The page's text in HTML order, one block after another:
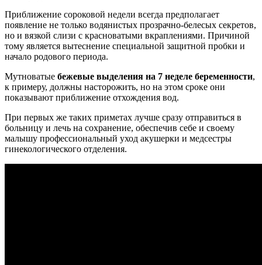
Приближение сороковой недели всегда предполагает
появление не только водянистых прозрачно-белесых секретов,
но и вязкой слизи с красноватыми вкраплениями. Причиной
тому является вытеснение специальной защитной пробки и
начало родового периода.
Мутноватые бежевые выделения на 7 неделе беременности,
к примеру, должны насторожить, но на этом сроке они
показывают приближение отхождения вод.
При первых же таких приметах лучше сразу отправиться в
больницу и лечь на сохранение, обеспечив себе и своему
малышу профессиональный уход акушерки и медсестры
гинекологического отделения.